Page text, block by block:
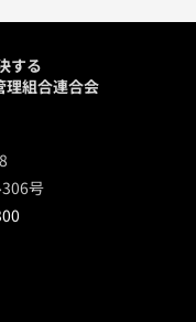
する
理組合連合会
号